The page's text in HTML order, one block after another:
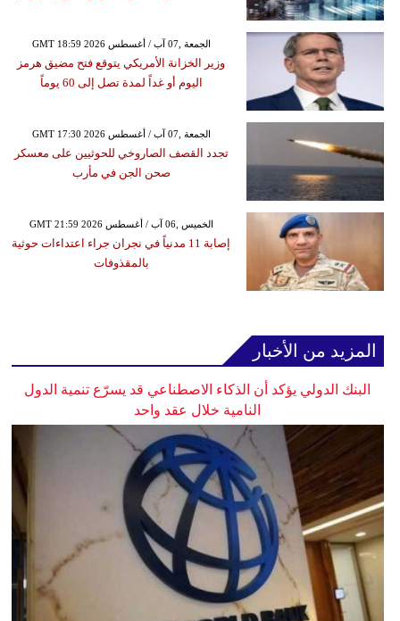
GMT 18:59 2026 الجمعة ,07 آب / أغسطس
وزير الخزانة الأمريكي يتوقع فتح مضيق هرمز
اليوم أو غداً لمدة تصل إلى 60 يوماً
GMT 17:30 2026 الجمعة ,07 آب / أغسطس
تجدد القصف الصاروخي للحوثيين على معسكر
صحن الجن في مأرب
GMT 21:59 2026 الخميس ,06 آب / أغسطس
إصابة 11 مدنياً في نجران جراء اعتداءات حوثية
بالمقذوفات
المزيد من الأخبار
البنك الدولي يؤكد أن الذكاء الاصطناعي قد يسرّع تنمية الدول
النامية خلال عقد واحد